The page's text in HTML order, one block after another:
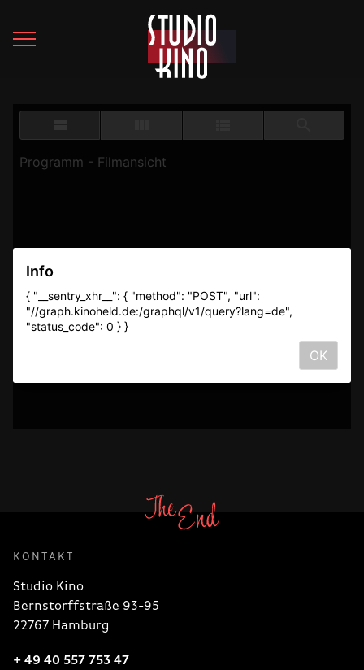
KONTAKT
Studio Kino
Bernstorffstraße 93-95
22767 Hamburg
+ 49 40 557 753 47